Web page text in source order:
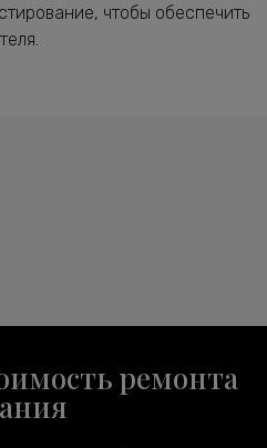
чтобы обеспечить
ремонта